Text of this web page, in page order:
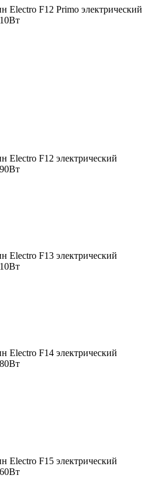
Electro F12 Primo электрический
Electro F12 электрический
Electro F13 электрический
Electro F14 электрический
Electro F15 электрический